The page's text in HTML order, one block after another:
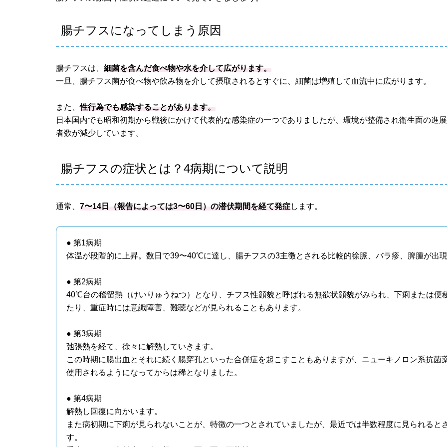
腸チフスになってしまう原因
腸チフスは、細菌を含んだ食べ物や水を介して広がります。
一旦、腸チフス菌が食べ物や飲み物を介して摂取されるとすぐに、細菌は増殖して血流中に広がります。
また、性行為でも感染することがあります。
日本国内でも昭和初期から戦後にかけて代表的な感染症の一つでありましたが、環境が整備され衛生面の進
者数が減少しています。
腸チフスの症状とは？4病期について説明
通常、7〜14日（報告によっては3〜60日）の潜伏期間を経て発症します。
● 第1病期
体温が段階的に上昇。数日で39〜40℃に達し、腸チフスの3主徴とされる比較的徐脈、バラ疹、脾腫が出現
● 第2病期
40℃台の稽留熱（けいりゅうねつ）となり、チフス性顔貌と呼ばれる無欲状顔貌がみられ、下痢または便
たり、重症時には意識障害、難聴などが見られることもあります。
● 第3病期
弛張熱を経て、徐々に解熱していきます。
この時期に腸出血とそれに続く腸穿孔といった合併症を起こすこともありますが、ニューキノロン系抗菌
使用されるようになってからは稀となりました。
● 第4病期
解熱し回復に向かいます。
また病初期に下痢が見られないことが、特徴の一つとされていましたが、最近では半数程度に見られると
す。